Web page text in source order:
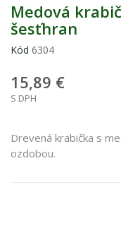
Medová
šesťhran
Kód 6304
15,89 €
S DPH
Drevená krabička s
ozdobou.